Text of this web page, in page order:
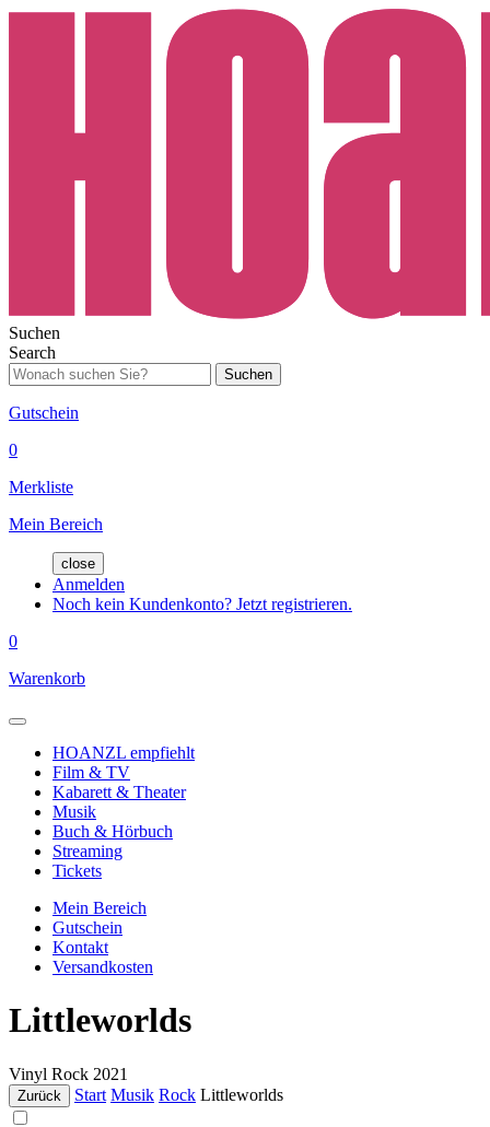
Suchen
Search
Suchen
Gutschein
0
Merkliste
Mein Bereich
close
Anmelden
Noch kein Kundenkonto? Jetzt registrieren.
0
Warenkorb
HOANZL empfiehlt
Film & TV
Kabarett & Theater
Musik
Buch & Hörbuch
Streaming
Tickets
Mein Bereich
Gutschein
Kontakt
Versandkosten
Littleworlds
Vinyl Rock 2021
Zurück Start Musik Rock Littleworlds